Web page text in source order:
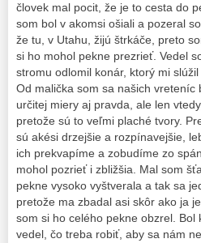
človek mal pocit, že je to cesta do
som bol v akomsi ošiali a pozeral
že tu, v Utahu, žijú štrkáče, preto
si ho mohol pekne prezrieť. Vedel
stromu odlomil konár, ktorý mi
Od malička som sa našich
určitej miery aj pravda, ale len
pretože sú to veľmi plaché tvory.
sú akési drzejšie a rozpínavejšie,
ich prekvapíme a zobudíme zo
mohol pozrieť i zbližšia. Mal som
pekne vysoko vyštverala a tak sa
pretože ma zbadal asi skôr ako ja
som si ho celého pekne obzrel.
vedel, čo treba robiť, aby sa nám